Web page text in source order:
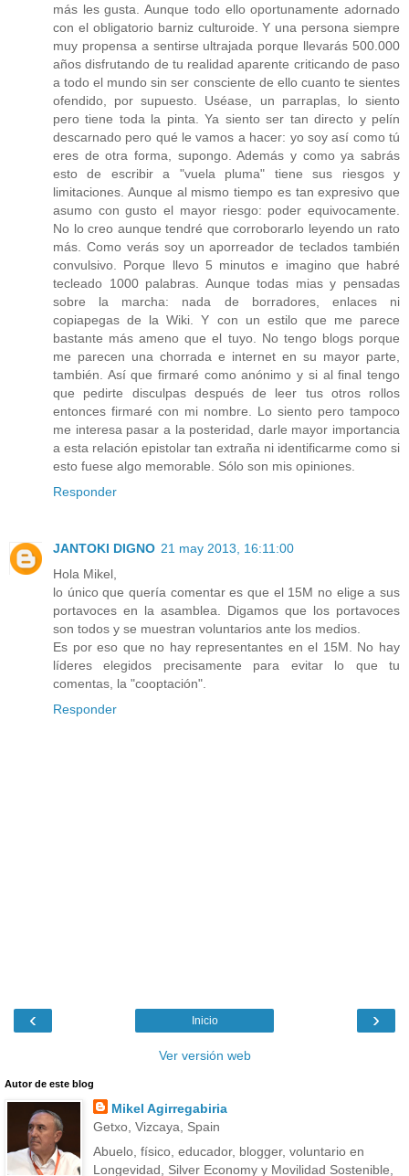
más les gusta. Aunque todo ello oportunamente adornado
con el obligatorio barniz culturoide. Y una persona siempre
muy propensa a sentirse ultrajada porque llevarás 500.000
años disfrutando de tu realidad aparente criticando de paso
a todo el mundo sin ser consciente de ello cuanto te sientes
ofendido, por supuesto. Uséase, un parraplas, lo siento
pero tiene toda la pinta. Ya siento ser tan directo y pelín
descarnado pero qué le vamos a hacer: yo soy así como tú
eres de otra forma, supongo. Además y como ya sabrás
esto de escribir a "vuela pluma" tiene sus riesgos y
limitaciones. Aunque al mismo tiempo es tan expresivo que
asumo con gusto el mayor riesgo: poder equivocamente.
No lo creo aunque tendré que corroborarlo leyendo un rato
más. Como verás soy un aporreador de teclados también
convulsivo. Porque llevo 5 minutos e imagino que habré
tecleado 1000 palabras. Aunque todas mias y pensadas
sobre la marcha: nada de borradores, enlaces ni
copiapegas de la Wiki. Y con un estilo que me parece
bastante más ameno que el tuyo. No tengo blogs porque
me parecen una chorrada e internet en su mayor parte,
también. Así que firmaré como anónimo y si al final tengo
que pedirte disculpas después de leer tus otros rollos
entonces firmaré con mi nombre. Lo siento pero tampoco
me interesa pasar a la posteridad, darle mayor importancia
a esta relación epistolar tan extraña ni identificarme como si
esto fuese algo memorable. Sólo son mis opiniones.
Responder
JANTOKI DIGNO 21 may 2013, 16:11:00
Hola Mikel,
lo único que quería comentar es que el 15M no elige a sus
portavoces en la asamblea. Digamos que los portavoces
son todos y se muestran voluntarios ante los medios.
Es por eso que no hay representantes en el 15M. No hay
líderes elegidos precisamente para evitar lo que tu
comentas, la "cooptación".
Responder
‹ ›
Inicio
Ver versión web
Autor de este blog
Mikel Agirregabiria
Getxo, Vizcaya, Spain
Abuelo, físico, educador, blogger, voluntario en
Longevidad, Silver Economy y Movilidad Sostenible,